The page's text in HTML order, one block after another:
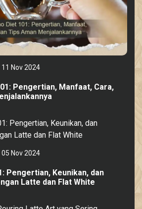
11 Nov 2024
Pengertian, Manfaat, Cara,
05 Nov 2024
Pengertian, Keunikan, dan
Latte dan Flat White